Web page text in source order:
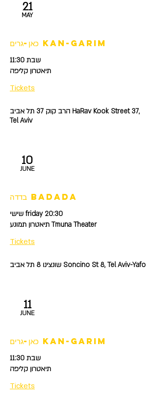
MAY
21
כאן-גרים kan-garim
שבת 11:30
תיאטרון קליפה
Tickets
הרב קוק 37 תל אביב HaRav Kook Street 37,
Tel Aviv
JUNE
10
בדדה badada
שישי friday 20:30
תיאטרון תמונע Tmuna Theater
Tickets
שונצינו 8 תל אביב Soncino St 8, Tel Aviv-Yafo
JUNE
11
כאן-גרים kan-garim
שבת 11:30
תיאטרון קליפה
Tickets